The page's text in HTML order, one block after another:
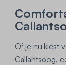
Of je nu kiest
Callantsoog,